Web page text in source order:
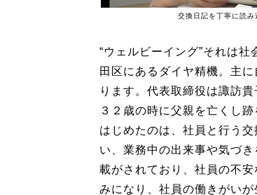
交換日記を丁寧に読み
“ウェルビーイング”それは
田区にあるダイヤ精機。主
ります。代表取締役は諏訪貴
３２歳の時に父親を亡くし
はじめたのは、社員と行う
い、業務中の出来事や気づ
載がされており、社員の不
みになり、社員の働きがいが